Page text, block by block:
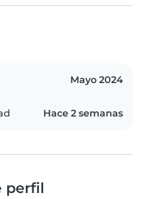
Mayo 2024
Hace 2 semanas
perfil